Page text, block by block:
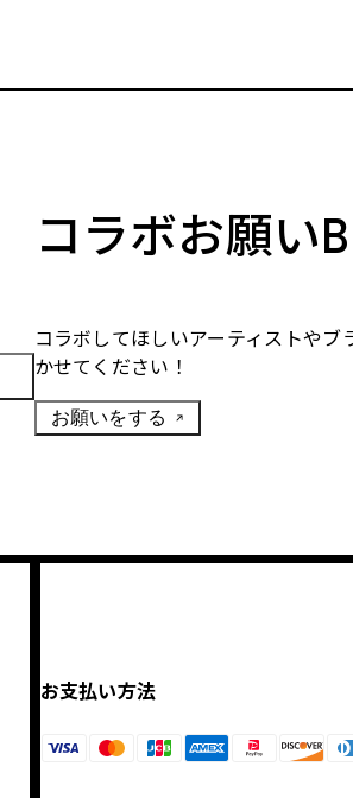
コラボお願い
コラボしてほしいアーティストや
かせてください！
お願いをする
お支払い方法